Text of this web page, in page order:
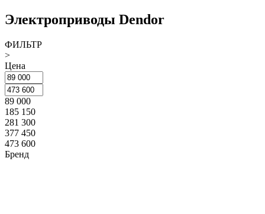
Электроприводы Dendor
ФИЛЬТР
>
Цена
89 000
185 150
281 300
377 450
473 600
Бренд